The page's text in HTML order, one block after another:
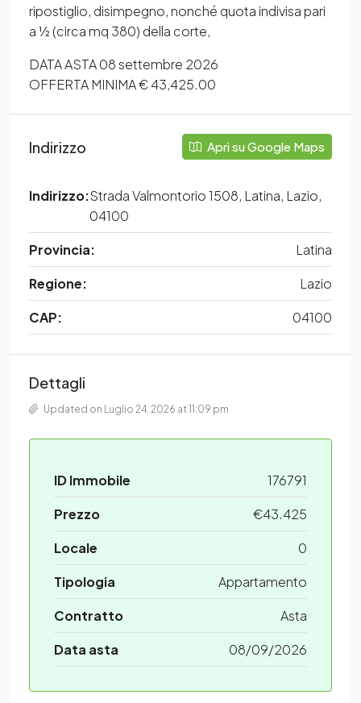
ripostiglio, disimpegno, nonché quota indivisa pari
a ½ (circa mq 380) della corte,
DATA ASTA 08 settembre 2026
OFFERTA MINIMA € 43,425.00
Indirizzo Apri su Google Maps
Indirizzo:Strada Valmontorio 1508, Latina, Lazio,
04100
Provincia:
Latina
Regione:
Lazio
CAP:
04100
Dettagli
Updated on Luglio 24, 2026 at 11:09 pm
ID Immobile
176791
Prezzo
€43.425
Locale
0
Tipologia
Appartamento
Contratto
Asta
Data asta
08/09/2026